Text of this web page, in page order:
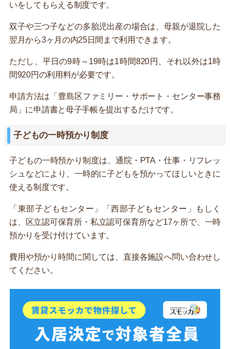
いをしてもらえる制度です。
双子や三つ子などの多胎児出産の場合は、母親が退院した
翌月から3ヶ月の内25日間まで利用できます。
ただし、平日の9時～19時は1時間820円、それ以外は1時
間920円の利用料が必要です。
申請方法は「豊島区ファミリー・サポート・センター事務
局」に申請書と母子手帳を提出するだけです。
子どもの一時預かり制度
子どもの一時預かり制度は、通院・PTA・仕事・リフレッ
シュなどにより、一時的に子どもを預かってほしいときに
使える制度です。
「東部子どもセンター」「西部子どもセンター」もしく
は、区立認可保育所・私立認可保育所など17ヶ所で、一時
預かりを受け付けています。
費用や預かり時間に関しては、直接各施設へ問い合わせし
てください。